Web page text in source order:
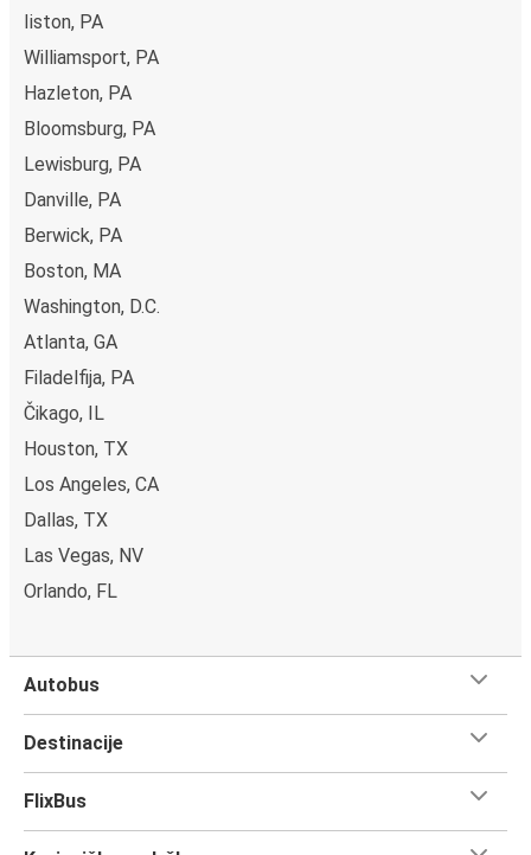
Iiston, PA
Williamsport, PA
Hazleton, PA
Bloomsburg, PA
Lewisburg, PA
Danville, PA
Berwick, PA
Boston, MA
Washington, D.C.
Atlanta, GA
Filadelfija, PA
Čikago, IL
Houston, TX
Los Angeles, CA
Dallas, TX
Las Vegas, NV
Orlando, FL
Autobus
Destinacije
FlixBus